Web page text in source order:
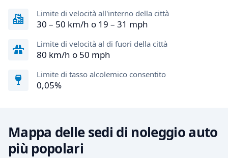
Limite di velocità all'interno della città
30 – 50 km/h o 19 – 31 mph
Limite di velocità al di fuori della città
80 km/h o 50 mph
Limite di tasso alcolemico consentito
0,05%
Mappa delle sedi di noleggio auto
più popolari